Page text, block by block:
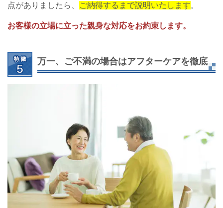
点がありましたら、
ご納得するまで説明いたします。
お客様の立場に立った親身な対応をお約束します。
万一、ご不満の場合はアフターケアを徹底